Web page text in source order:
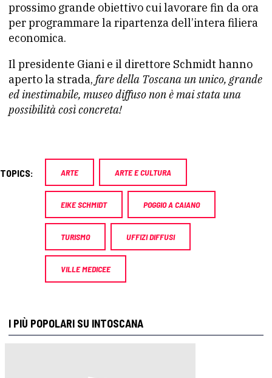
prossimo grande obiettivo cui lavorare fin da ora
per programmare la ripartenza dell’intera filiera
economica.
Il presidente Giani e il direttore Schmidt hanno
aperto la strada, fare della Toscana un unico, grande
ed inestimabile, museo diffuso non è mai stata una
possibilità così concreta!
TOPICS: ARTE ARTE E CULTURA
EIKE SCHMIDT POGGIO A CAIANO
TURISMO UFFIZI DIFFUSI
VILLE MEDICEE
I PIÙ POPOLARI SU INTOSCANA